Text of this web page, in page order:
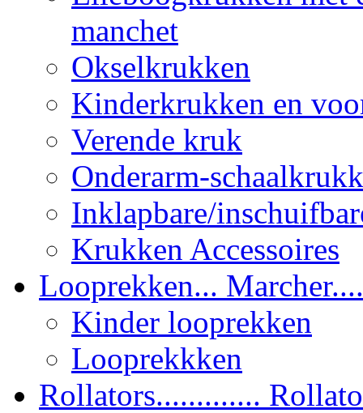
manchet
Okselkrukken
Kinderkrukken en
Verende kruk
Onderarm-
Inklapbare/
Krukken Accessoires
Looprekken...
Kinder looprekken
Looprekkken
Rollators.............